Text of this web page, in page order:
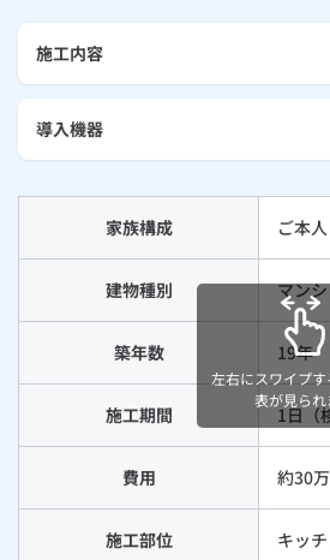
関西おでかけ納税
ハウスクリーニング
外壁・屋根リフォーム
施工内容
導入機器
家族構成 ご本人
建物種別 マン
築年数 19年
施工期間 1日（
費用 約30
施工部位 キッ
左右にスワイプす
表が見られ